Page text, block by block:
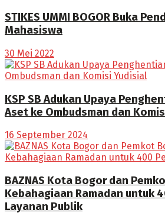
STIKES UMMI BOGOR Buka
Mahasiswa
30 Mei 2022
KSP SB Adukan Upaya
Aset ke Ombudsman dan
16 September 2024
BAZNAS Kota Bogor dan
Kebahagiaan Ramadan untuk
Layanan Publik